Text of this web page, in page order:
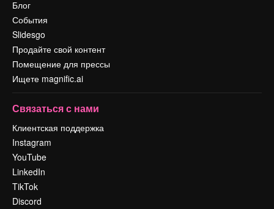
Блог
События
Slidesgo
Продайте свой контент
Помещение для прессы
Ищете magnific.ai
Связаться с нами
Клиентская поддержка
Instagram
YouTube
LinkedIn
TikTok
Discord